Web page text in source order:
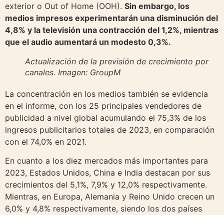
exterior o Out of Home (OOH). Sin embargo, los
medios impresos experimentarán una disminución del
4,8% y la televisión una contracción del 1,2%, mientras
que el audio aumentará un modesto 0,3%.
Actualización de la previsión de crecimiento por
canales. Imagen: GroupM
La concentración en los medios también se evidencia
en el informe, con los 25 principales vendedores de
publicidad a nivel global acumulando el 75,3% de los
ingresos publicitarios totales de 2023, en comparación
con el 74,0% en 2021.
En cuanto a los diez mercados más importantes para
2023, Estados Unidos, China e India destacan por sus
crecimientos del 5,1%, 7,9% y 12,0% respectivamente.
Mientras, en Europa, Alemania y Reino Unido crecen un
6,0% y 4,8% respectivamente, siendo los dos países